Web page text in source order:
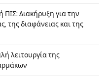
ΠΙΣ: Διακήρυξη για την
της διαφάνειας και της
λειτουργία της